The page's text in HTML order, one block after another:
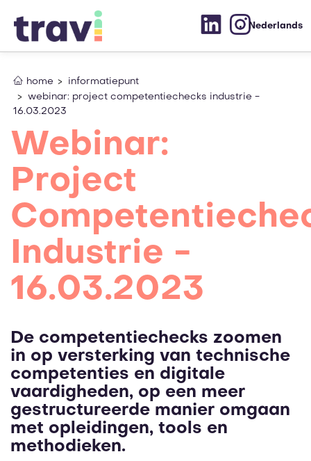
Nederlands
home
informatiepunt
webinar: project competentiechecks industrie -
16.03.2023
Webinar:
Project
Industrie -
16.03.2023
De competentiechecks zoomen
in op versterking van technische
competenties en digitale
vaardigheden, op een meer
gestructureerde manier omgaan
met opleidingen, tools en
methodieken.